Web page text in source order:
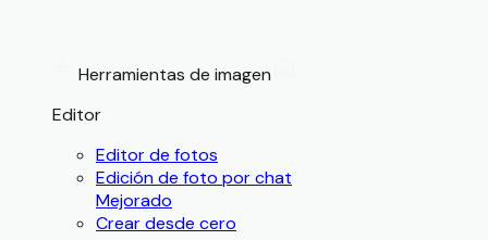
Herramientas de imagen
Editor
Editor de fotos
Edición de foto por chat
Mejorado
Crear desde cero